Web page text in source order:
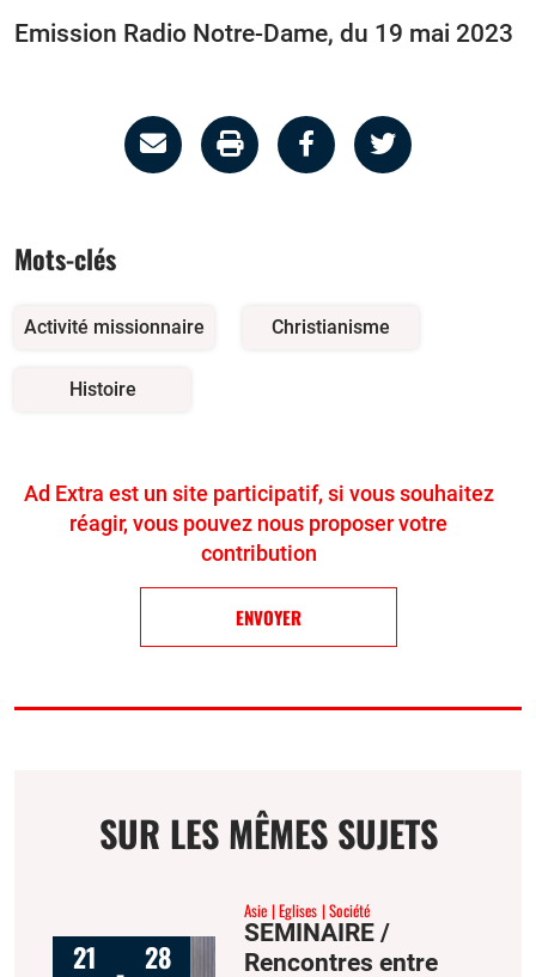
Emission Radio Notre-Dame, du 19 mai 2023
Partage
par
ImprimerPartager
sur
Partager
Mots-clés
Activité missionnaire Christianisme
Histoire
Ad Extra est un site participatif, si vous souhaitez
réagir, vous pouvez nous proposer votre
contribution
ENVOYER
SUR LES MÊMES SUJETS
21 28
Asie Eglises Société
SEMINAIRE /
Rencontres entre